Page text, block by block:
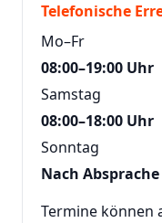
Telefonische
Mo–Fr
08:00–19:00 Uhr
Samstag
08:00–18:00 Uhr
Sonntag
Nach Absprache
Termine können